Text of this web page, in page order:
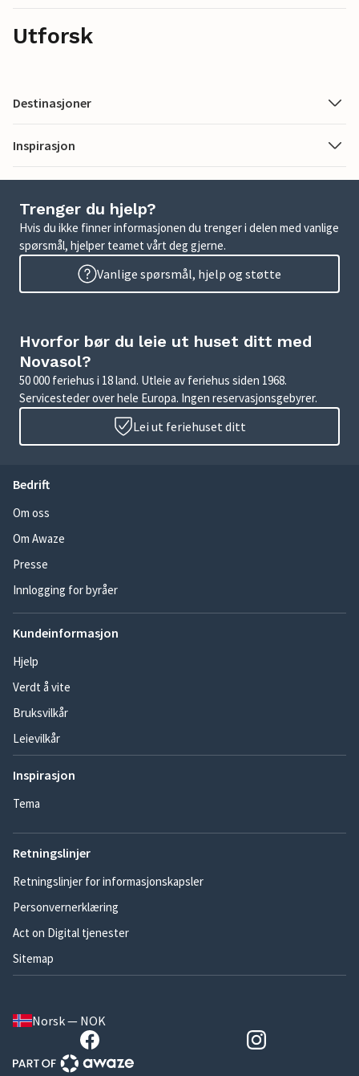
Utforsk
Destinasjoner
Inspirasjon
Trenger du hjelp?
Hvis du ikke finner informasjonen du trenger i delen med vanlige
spørsmål, hjelper teamet vårt deg gjerne.
Vanlige spørsmål, hjelp og støtte
Hvorfor bør du leie ut huset ditt med
Novasol?
50 000 feriehus i 18 land. Utleie av feriehus siden 1968.
Servicesteder over hele Europa. Ingen reservasjonsgebyrer.
Lei ut feriehuset ditt
Bedrift
Om oss
Om Awaze
Presse
Innlogging for byråer
Kundeinformasjon
Hjelp
Verdt å vite
Bruksvilkår
Leievilkår
Inspirasjon
Tema
Retningslinjer
Retningslinjer for informasjonskapsler
Personvernerklæring
Act on Digital tjenester
Sitemap
Norsk — NOK